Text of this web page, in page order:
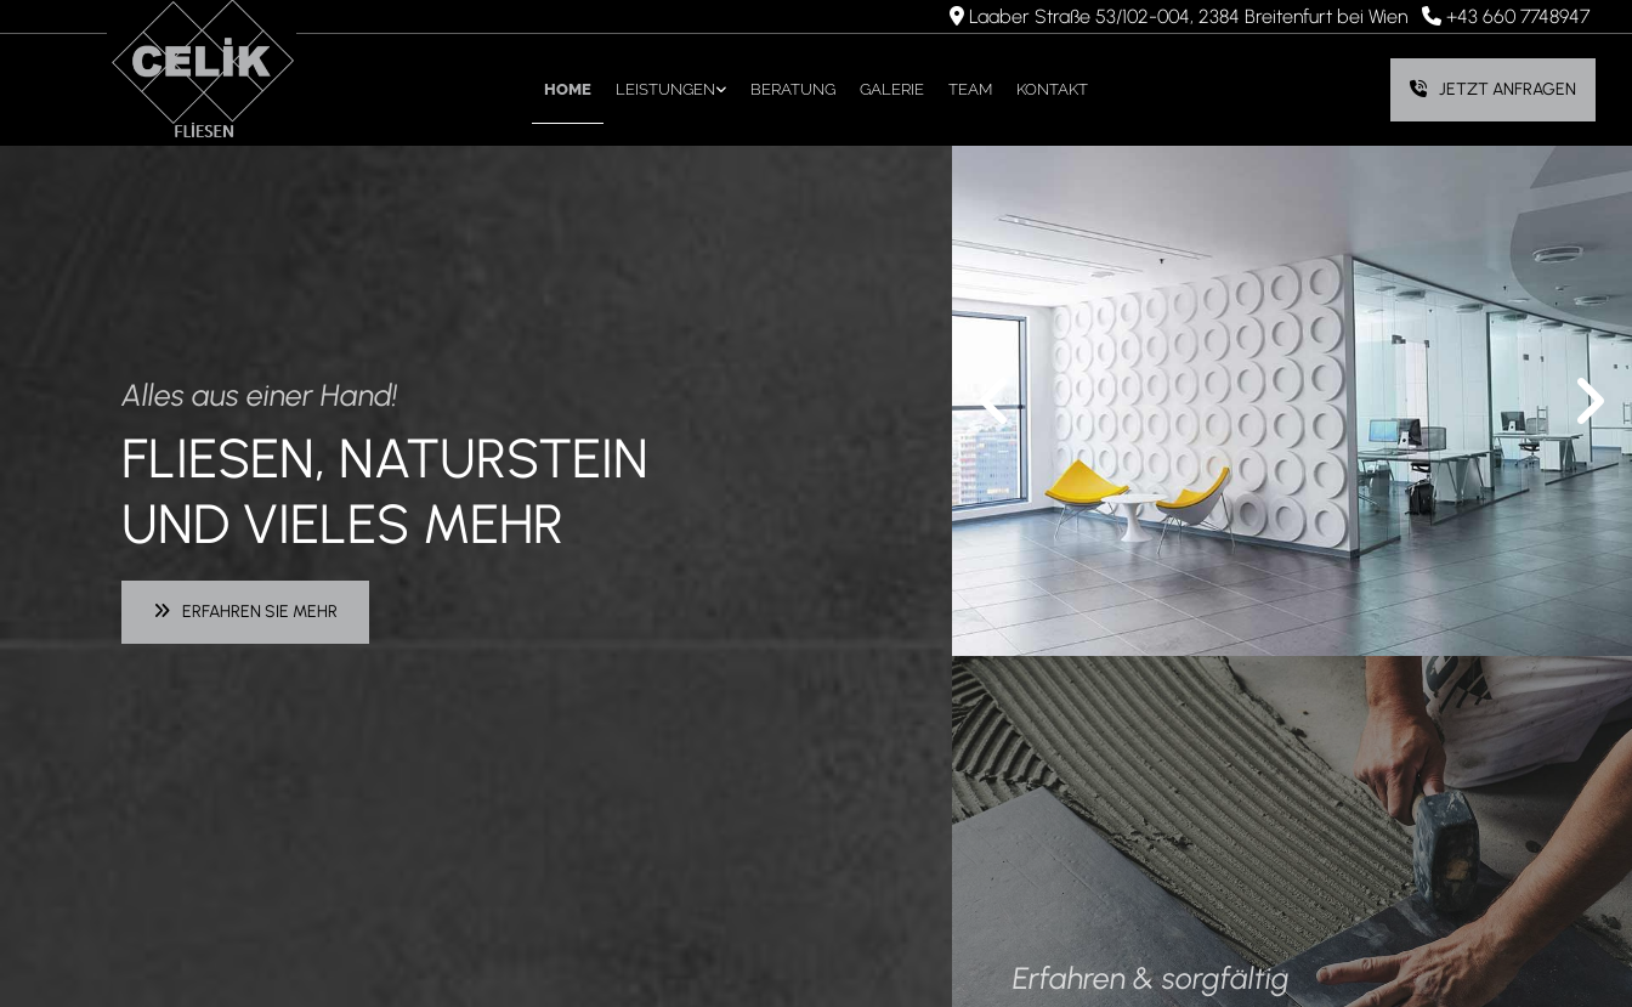
Laaber Straße 53/102-004, 2384 Breitenfurt bei Wien  +43 660 7748947
HOME LEISTUNGEN BERATUNG GALERIE TEAM KONTAKT JETZT ANFRAGEN
Alles aus einer Hand!
FLIESEN, NATURSTEIN
UND VIELES MEHR
ERFAHREN SIE MEHR
Erfahren & sorgfältig